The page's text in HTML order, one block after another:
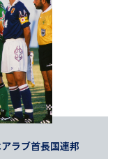
ラブ首長国連邦